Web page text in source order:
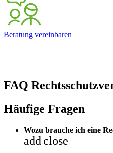
Beratung vereinbaren
FAQ
Häufige Fragen
Wozu brauche ich eine
add close